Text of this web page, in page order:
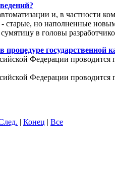
и, в частности
старые, но наполненные
в головы
процедуре государственной
Федерации проводится
Федерации проводится
| Конец | Все